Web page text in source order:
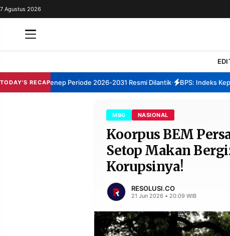
REDAKSI
7 Agustus 2026
TODAY'S RECAP
TBM Sumenep Periode 2026-2031 Resmi Dilantik• BPS: Indeks
MBG NASIONAL
Koorpus BEM
Setop Makan
Korupsinya!
RESOLUSI.CO
21 Jun 2026 • 20:09 WIB